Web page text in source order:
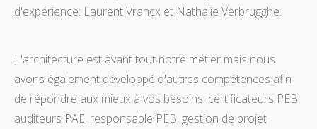
d'expérience: Laurent Vrancx et Nathalie Verbrugghe.
L'architecture est avant tout notre métier mais nous
avons également développé d'autres compétences afin
de répondre aux mieux à vos besoins: certificateurs PEB,
auditeurs PAE, responsable PEB, gestion de projet